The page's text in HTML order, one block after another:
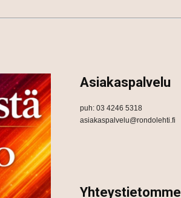
Asiakaspalvelu
puh: 03 4246 5318
asiakaspalvelu@rondolehti.fi
Yhteystietomme